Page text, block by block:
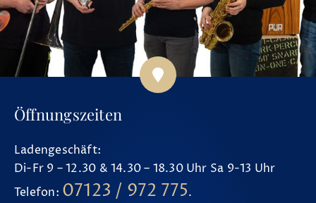
Öffnungszeiten
Ladengeschäft:
Di-Fr 9 – 12.30 & 14.30 – 18.30 Uhr Sa 9-13 Uhr
Telefon: 07123 / 972 775.